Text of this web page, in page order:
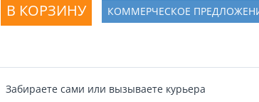
В КОРЗИНУ КОММЕРЧЕСКОЕ
Забираете сами или вызываете курьера